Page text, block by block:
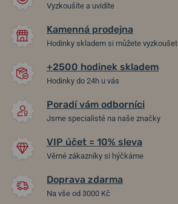
Vyzkoušíte a uvidíte
Kamenná prodejna
Hodinky skladem si můžete vyzkoušet
+2500 hodinek skladem
Hodinky do 24h u vás
Poradí vám odborníci
Jsme specialisté na naše značky
VIP účet = 10% sleva
Věrné zákazníky si hýčkáme
Doprava zdarma
Na vše od 3000 Kč